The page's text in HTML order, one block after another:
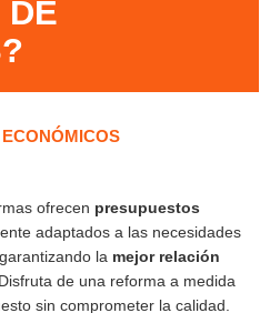
DE
ofrecen presupuestos
adaptados a las necesidades
la mejor relación
de una reforma a medida
sin comprometer la calidad.